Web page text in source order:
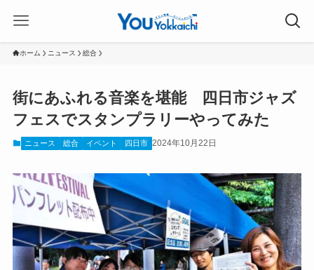
ホーム ニュース 総合
街にあふれる音楽を堪能 四日市ジャズ
フェスでスタンプラリーやってみた
ニュース 総合 イベント 四日市 2024年10月22日